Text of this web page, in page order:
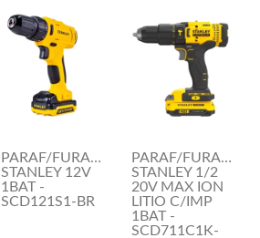
PARAF/FURAD.
STANLEY 12V
1BAT -
SCD121S1-BR
PARAF/FURAD.
STANLEY 1/2
20V MAX ION
LITIO C/IMP
1BAT -
SCD711C1K-